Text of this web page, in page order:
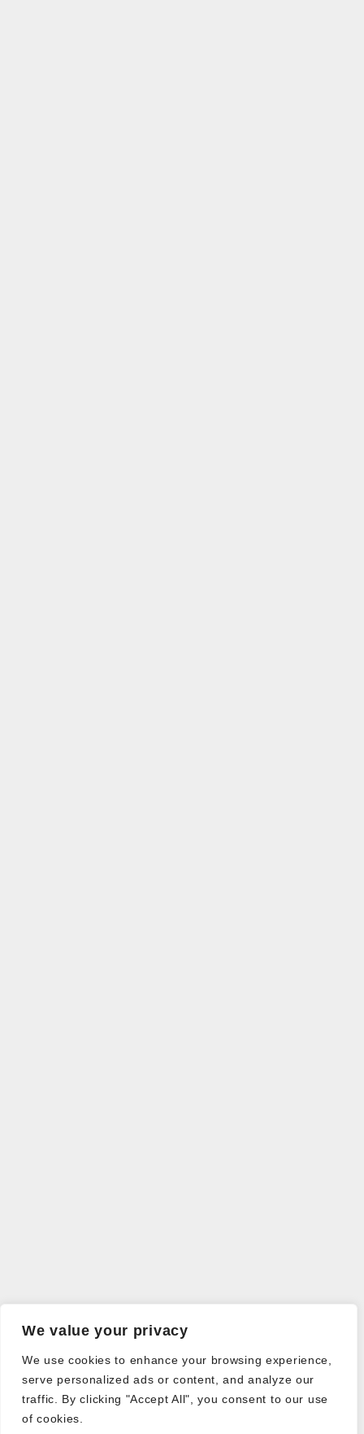
We value your privacy
We use cookies to enhance your browsing experience,
serve personalized ads or content, and analyze our
traffic. By clicking "Accept All", you consent to our use
of cookies.